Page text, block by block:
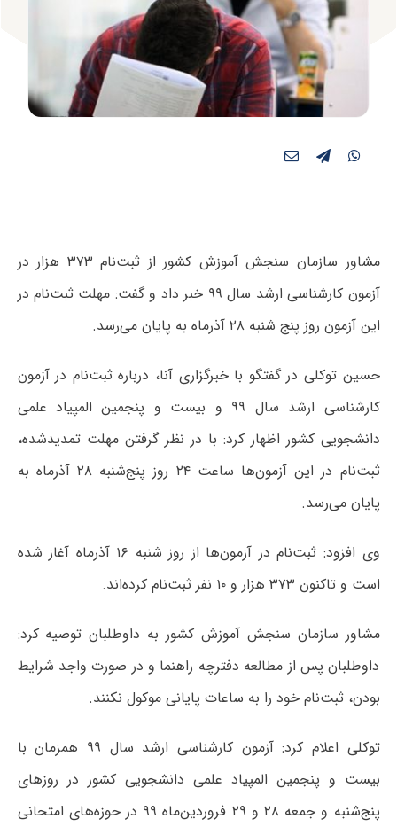
مشاور سازمان سنجش آموزش کشور از ثبت‌نام ۳۷۳ هزار در
آزمون کارشناسی ارشد سال ۹۹ خبر داد و گفت: مهلت ثبت‌نام در
این آزمون روز پنج شنبه ۲۸ آذرماه به پایان می‌رسد.
حسین توکلی در گفتگو با خبرگزاری آنا، درباره ثبت‌نام در آزمون
کارشناسی ارشد سال ۹۹ و بیست و پنجمین المپیاد علمی
دانشجویی کشور اظهار کرد: با در نظر گرفتن مهلت تمدیدشده،
ثبت‌نام در این آزمون‌ها ساعت ۲۴ روز پنج‌شنبه ۲۸ آذرماه به
پایان می‌رسد.
وی افزود: ثبت‌نام در آزمون‌ها از روز شنبه ۱۶ آذرماه آغاز شده
است و تاکنون ۳۷۳ هزار و ۱۰ نفر ثبت‌نام کرده‌اند.
مشاور سازمان سنجش آموزش کشور به داوطلبان توصیه کرد:
داوطلبان پس از مطالعه دفترچه راهنما و در صورت واجد شرایط
بودن، ثبت‌نام خود را به ساعات پایانی موکول نکنند.
توکلی اعلام کرد: آزمون کارشناسی ارشد سال ۹۹ همزمان با
بیست و پنجمین المپیاد علمی دانشجویی کشور در روزهای
پنج‌شنبه و جمعه ۲۸ و ۲۹ فروردین‌ماه ۹۹ در حوزه‌های امتحانی